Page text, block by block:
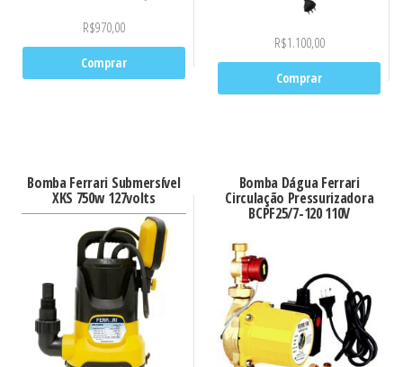
R$970,00
Comprar
R$1.100,00
Comprar
Bomba Ferrari Submersível
XKS 750w 127volts
Bomba Dágua Ferrari
Circulação Pressurizadora
BCPF25/7-120 110V